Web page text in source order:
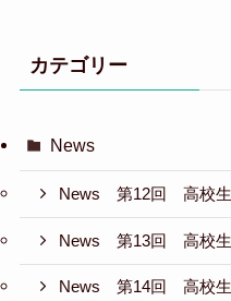
カテゴリー
News
News 第12回 高校生
News 第13回 高校生
News 第14回 高校生